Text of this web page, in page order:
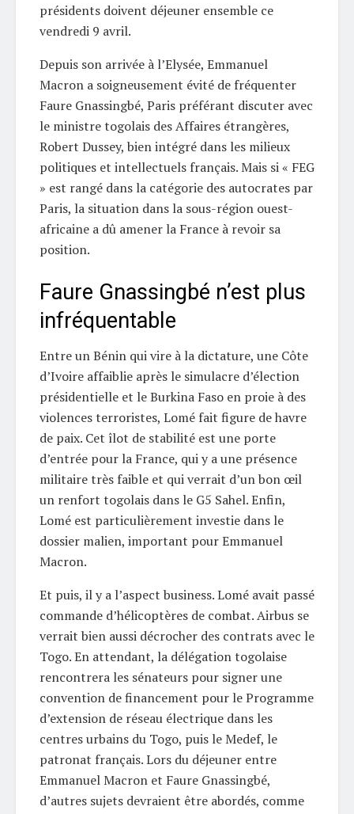
présidents doivent déjeuner ensemble ce
vendredi 9 avril.
Depuis son arrivée à l’Elysée, Emmanuel
Macron a soigneusement évité de fréquenter
Faure Gnassingbé, Paris préférant discuter avec
le ministre togolais des Affaires étrangères,
Robert Dussey, bien intégré dans les milieux
politiques et intellectuels français. Mais si « FEG
» est rangé dans la catégorie des autocrates par
Paris, la situation dans la sous-région ouest-
africaine a dû amener la France à revoir sa
position.
Faure Gnassingbé n’est plus
infréquentable
Entre un Bénin qui vire à la dictature, une Côte
d’Ivoire affaiblie après le simulacre d’élection
présidentielle et le Burkina Faso en proie à des
violences terroristes, Lomé fait figure de havre
de paix. Cet îlot de stabilité est une porte
d’entrée pour la France, qui y a une présence
militaire très faible et qui verrait d’un bon œil
un renfort togolais dans le G5 Sahel. Enfin,
Lomé est particulièrement investie dans le
dossier malien, important pour Emmanuel
Macron.
Et puis, il y a l’aspect business. Lomé avait passé
commande d’hélicoptères de combat. Airbus se
verrait bien aussi décrocher des contrats avec le
Togo. En attendant, la délégation togolaise
rencontrera les sénateurs pour signer une
convention de financement pour le Programme
d’extension de réseau électrique dans les
centres urbains du Togo, puis le Medef, le
patronat français. Lors du déjeuner entre
Emmanuel Macron et Faure Gnassingbé,
d’autres sujets devraient être abordés, comme